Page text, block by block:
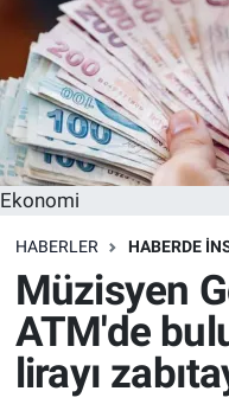
Ekonomi
HABERLER HABERDE
Müzisyen
ATM'de
lirayı